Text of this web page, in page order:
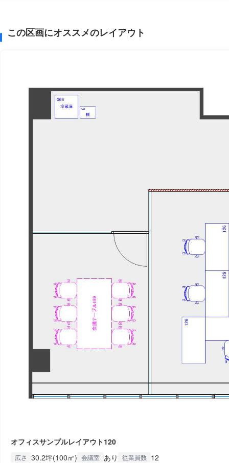
この区画にオススメのレイアウト
オフィスサンプルレイアウト120
広さ 30.2坪(100㎡) 会議室 あり 従業員数 12